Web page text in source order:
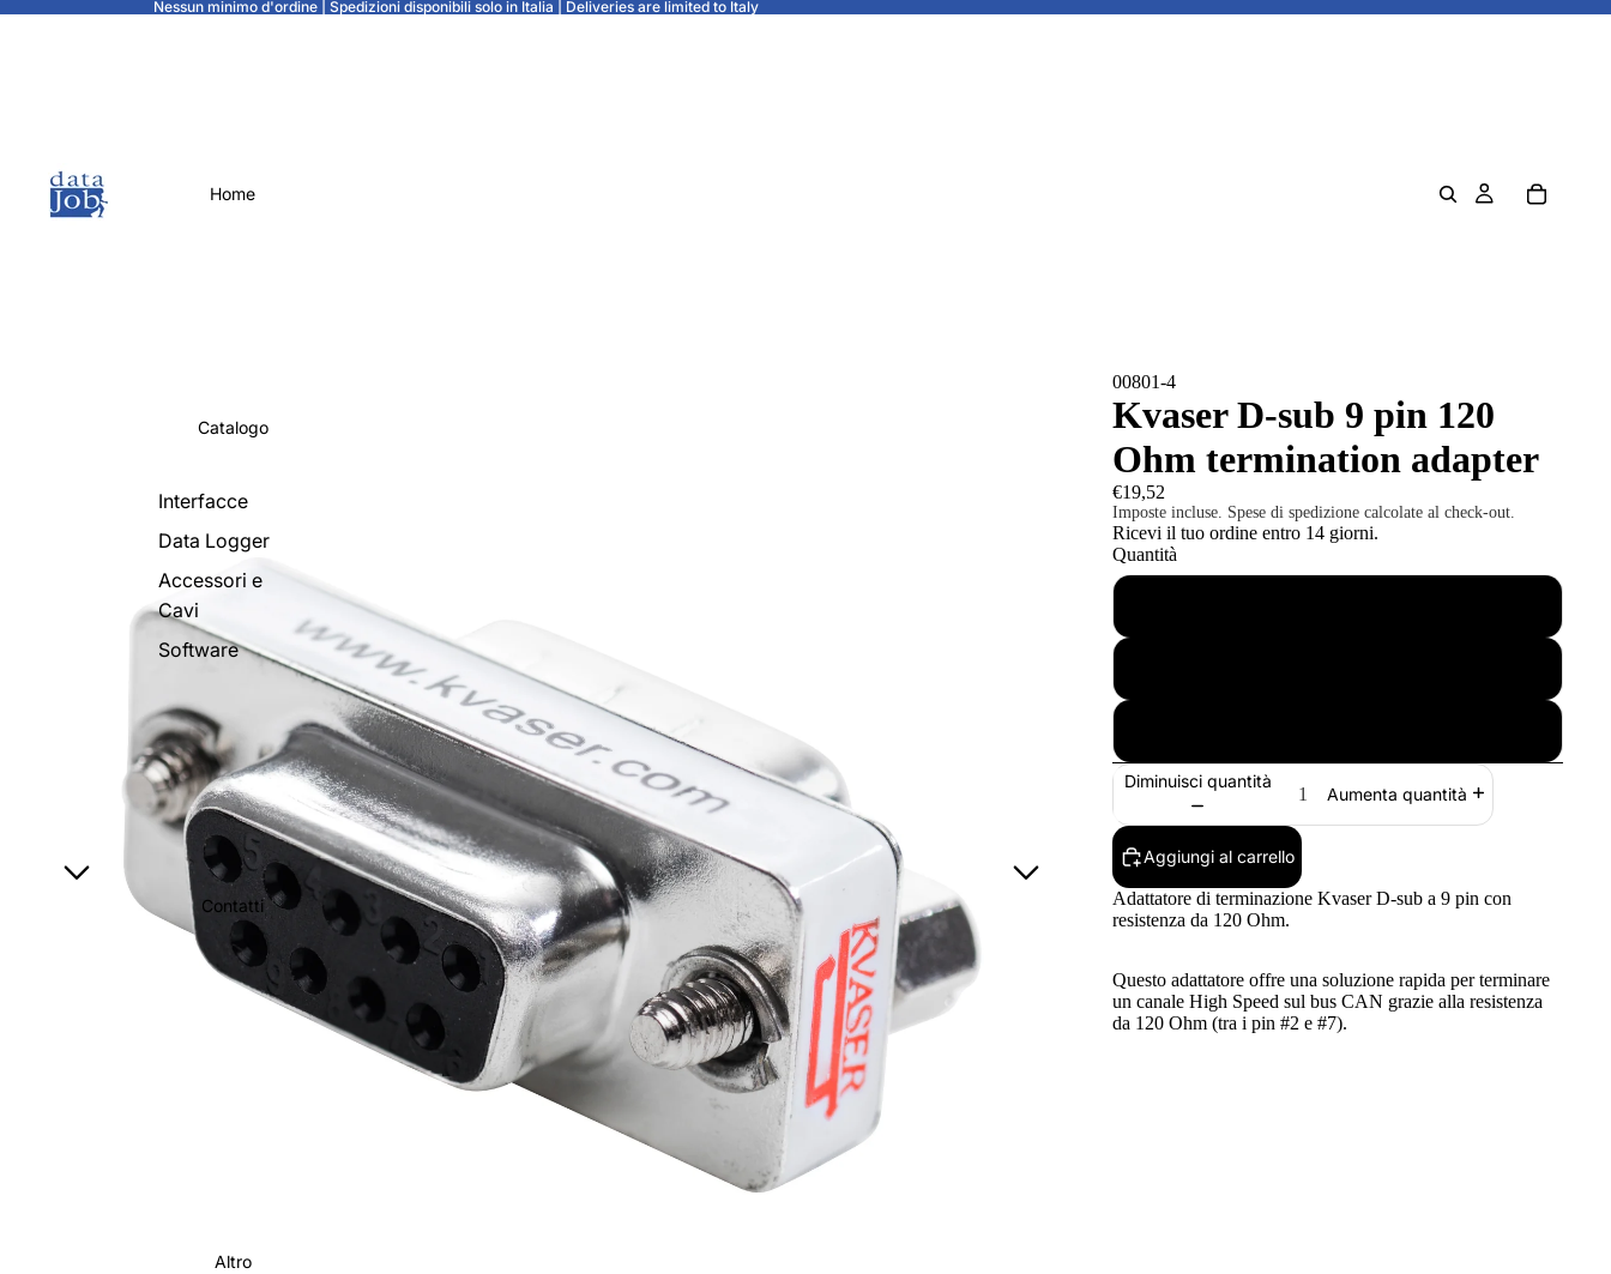
Nessun minimo d'ordine | Spedizioni disponibili solo in Italia | Deliveries are limited to Italy
Home
Catalogo
Interfacce
Data Logger
Accessori e
Cavi
Software
Contatti
Altro
00801-4
Kvaser D-sub 9 pin 120
Ohm termination adapter
€19,52
Imposte incluse. Spese di spedizione calcolate al check-out.
Ricevi il tuo ordine entro 14 giorni.
Quantità
Diminuisci quantità
Aumenta quantità
Aggiungi al carrello
Adattatore di terminazione Kvaser D-sub a 9 pin con
resistenza da 120 Ohm.
Questo adattatore offre una soluzione rapida per terminare
un canale High Speed sul bus CAN grazie alla resistenza
da 120 Ohm (tra i pin #2 e #7).